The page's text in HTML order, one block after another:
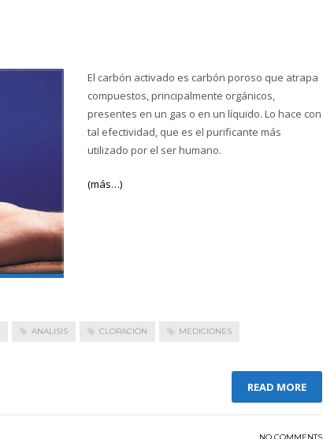
El carbón activado es carbón poroso que atrapa
compuestos, principalmente orgánicos,
presentes en un gas o en un líquido. Lo hace con
tal efectividad, que es el purificante más
utilizado por el ser humano.
(más…)
ANALISIS CLORACIÓN MEDICIONES
READ MORE
NO COMMENTS